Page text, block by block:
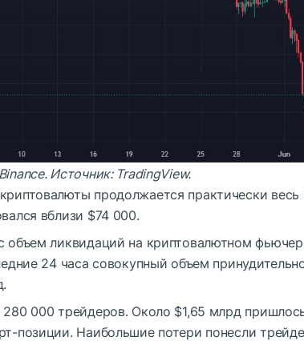
Источник: TradingView.
продолжается практически весь
вблизи $74 000.
объем ликвидаций на криптовалютном
24 часа совокупный объем
000 трейдеров. Около $1,65 млрд
позиции. Наибольшие потери понесли